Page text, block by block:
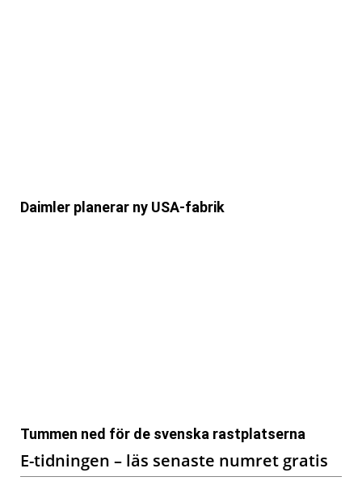
Daimler planerar ny USA-fabrik
Tummen ned för de svenska rastplatserna
E-tidningen – läs senaste numret gratis